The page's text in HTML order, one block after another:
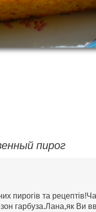
пирог
пирогів та
гарбуза.Лана,як Ви